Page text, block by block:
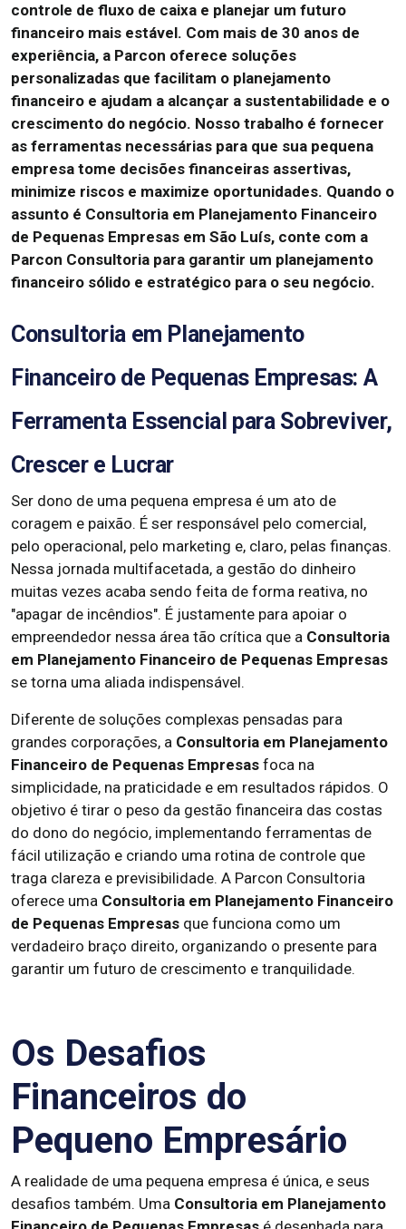
controle de fluxo de caixa e planejar um futuro
financeiro mais estável. Com mais de 30 anos de
experiência, a Parcon oferece soluções
personalizadas que facilitam o planejamento
financeiro e ajudam a alcançar a sustentabilidade e o
crescimento do negócio. Nosso trabalho é fornecer
as ferramentas necessárias para que sua pequena
empresa tome decisões financeiras assertivas,
minimize riscos e maximize oportunidades. Quando o
assunto é Consultoria em Planejamento Financeiro
de Pequenas Empresas em São Luís, conte com a
Parcon Consultoria para garantir um planejamento
financeiro sólido e estratégico para o seu negócio.
Consultoria em Planejamento
Financeiro de Pequenas Empresas: A
Ferramenta Essencial para Sobreviver,
Crescer e Lucrar
Ser dono de uma pequena empresa é um ato de
coragem e paixão. É ser responsável pelo comercial,
pelo operacional, pelo marketing e, claro, pelas finanças.
Nessa jornada multifacetada, a gestão do dinheiro
muitas vezes acaba sendo feita de forma reativa, no
"apagar de incêndios". É justamente para apoiar o
empreendedor nessa área tão crítica que a Consultoria
em Planejamento Financeiro de Pequenas Empresas
se torna uma aliada indispensável.
Diferente de soluções complexas pensadas para
grandes corporações, a Consultoria em Planejamento
Financeiro de Pequenas Empresas foca na
simplicidade, na praticidade e em resultados rápidos. O
objetivo é tirar o peso da gestão financeira das costas
do dono do negócio, implementando ferramentas de
fácil utilização e criando uma rotina de controle que
traga clareza e previsibilidade. A Parcon Consultoria
oferece uma Consultoria em Planejamento Financeiro
de Pequenas Empresas que funciona como um
verdadeiro braço direito, organizando o presente para
garantir um futuro de crescimento e tranquilidade.
Os Desafios
Financeiros do
Pequeno Empresário
A realidade de uma pequena empresa é única, e seus
desafios também. Uma Consultoria em Planejamento